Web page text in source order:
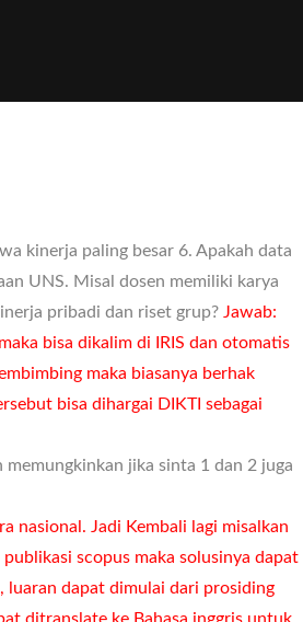
kinerja paling besar 6. Apakah data
UNS. Misal dosen memiliki karya
pribadi dan riset grup? Jawab:
bisa dikalim di IRIS dan otomatis
maka biasanya berhak
bisa dihargai DIKTI sebagai
jika sinta 1 dan 2 juga
nasional. Jadi Kembali lagi misalkan
scopus maka solusinya dapat
luaran dapat dimulai dari prosiding